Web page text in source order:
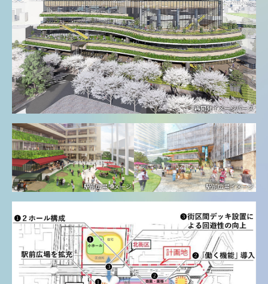
再開発イメージパース
駅前広場イメージ 駅前広場イメージ